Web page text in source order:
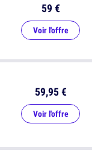
59 €
Voir l'offre
59,95 €
Voir l'offre